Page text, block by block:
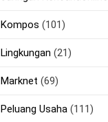
Kompos (101)
Lingkungan (21)
Marknet (69)
Peluang Usaha (111)